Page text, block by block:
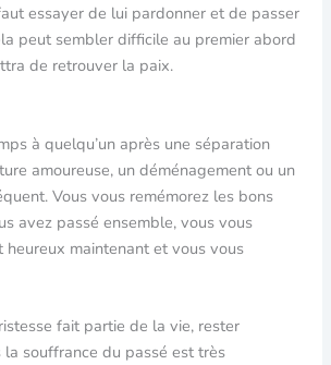
essayer de lui pardonner et de passer
peut sembler difficile au premier abord
de retrouver la paix.
à quelqu’un après une séparation
amoureuse, un déménagement ou un
Vous vous remémorez les bons
avez passé ensemble, vous vous
heureux maintenant et vous vous
fait partie de la vie, rester
la souffrance du passé est très